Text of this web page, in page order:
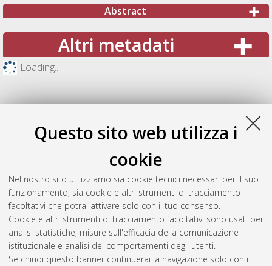
Questo sito web utilizza i
cookie
Nel nostro sito utilizziamo sia cookie tecnici necessari per il suo
funzionamento, sia cookie e altri strumenti di tracciamento
facoltativi che potrai attivare solo con il tuo consenso.
Cookie e altri strumenti di tracciamento facoltativi sono usati per
analisi statistiche, misure sull'efficacia della comunicazione
istituzionale e analisi dei comportamenti degli utenti.
Se chiudi questo banner continuerai la navigazione solo con i
Abstract
Altri metadati
Loading...
Gestione del documento: